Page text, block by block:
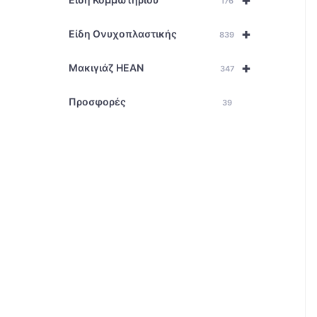
+
Είδη Ονυχοπλαστικής 839
+
Μακιγιάζ HEAN 347
Προσφορές 39